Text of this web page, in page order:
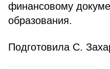
финансовому
образования.
Подготовила С.